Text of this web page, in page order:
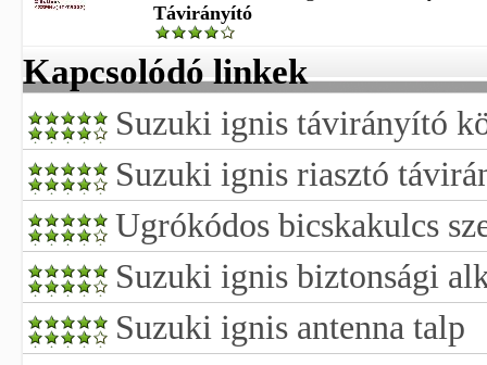
Távirányító
Kapcsolódó linkek
Suzuki ignis távirányító
Suzuki ignis riasztó
Ugrókódos bicskakulcs
Suzuki ignis biztonsági
Suzuki ignis antenna talp